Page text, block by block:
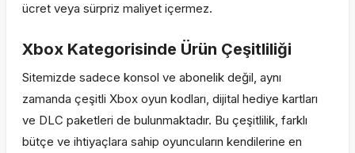
ücret veya sürpriz maliyet içermez.
Xbox Kategorisinde Ürün Çeşitliliği
Sitemizde sadece konsol ve abonelik değil, aynı
zamanda çeşitli Xbox oyun kodları, dijital hediye kartları
ve DLC paketleri de bulunmaktadır. Bu çeşitlilik, farklı
bütçe ve ihtiyaçlara sahip oyuncuların kendilerine en